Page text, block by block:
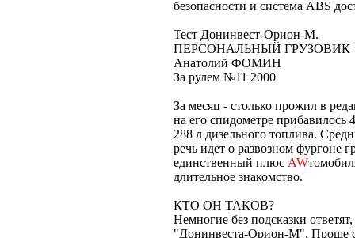
безопасности и система ABS
Тест Донинвест-Орион-М.
ПЕРСОНАЛЬНЫЙ ГРУЗОВИК
Анатолий ФОМИН
За рулем №11 2000
За месяц - столько прожил в
на его спидометре прибавилось
288 л дизельного топлива.
речь идет о развозном фургоне
единственный плюс AW
длительное знакомство.
КТО ОН ТАКОВ?
Немногие без подсказки
"Донинвеста-Орион-М". Проще